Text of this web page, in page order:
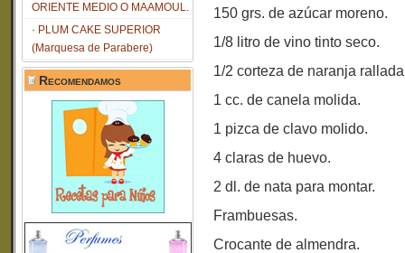
ORIENTE MEDIO O MAAMOUL.
PLUM CAKE SUPERIOR
(Marquesa de Parabere)
Recomendamos
150 grs. de azúcar moreno.
1/8 litro de vino tinto seco.
1/2 corteza de naranja
1 cc. de canela molida.
1 pizca de clavo molido.
4 claras de huevo.
2 dl. de nata para montar.
Frambuesas.
Crocante de almendra.